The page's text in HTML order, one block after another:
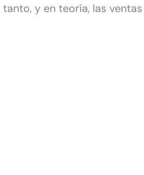
y en teoría, las